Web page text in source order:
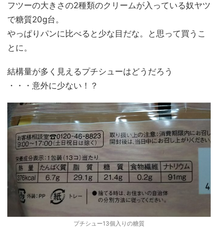
フツーの大きさの2種類のクリームが入っている奴ヤツ
で糖質20g台。
やっぱりパンに比べると少な目だな。と思って買うこ
とに。
結構量が多く見えるプチシューはどうだろう
・・・意外に少ない！？
プチシュー13個入りの糖質